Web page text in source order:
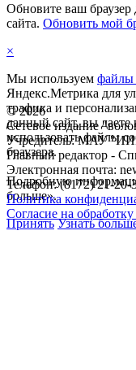
©2026
Сетевое издание
Учредитель: МАУ
Главный редактор -
Электронная почта:
Телефон: (8172) 21-20-
Политика
Согласие на
Обновите ваш браузер
сайта. Обновить мой
×
Мы используем файлы
Яндекс.Метрика для
трафика и
данный сайт, вы даете
использовать файлы
браузера.
Подробную
больше».
Принять Узнать